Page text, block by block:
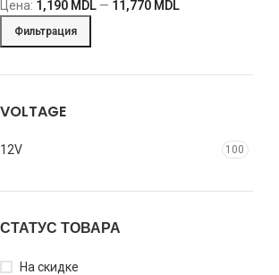
Фильтрация
Цена: 1,190 MDL — 11,770 MDL
VOLTAGE
12V 100
СТАТУС ТОВАРА
На скидке